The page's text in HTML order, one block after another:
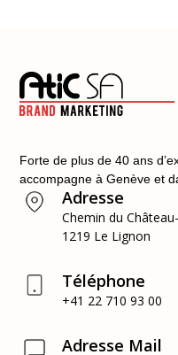
Forte de plus de 40 ans
accompagne à Genève et
Adresse
Chemin du
1219 Le Lignon
Téléphone
+41 22 710 93 00
Adresse Mail